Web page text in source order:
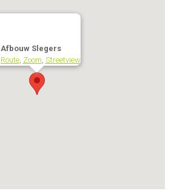
Afbouw Slegers
Route, Zoom, Streetview